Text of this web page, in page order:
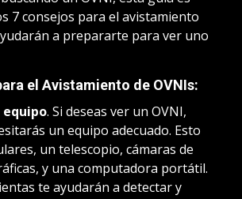
7 consejos para el avistamiento
a prepararte para ver uno
el Avistamiento de OVNIs:
. Si deseas ver un OVNI,
un equipo adecuado. Esto
un telescopio, cámaras de
y una computadora portátil.
te ayudarán a detectar y